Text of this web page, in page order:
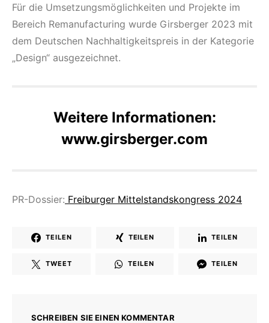
Für die Umsetzungsmöglichkeiten und Projekte im
Bereich Remanufacturing wurde Girsberger 2023 mit
dem Deutschen Nachhaltigkeitspreis in der Kategorie
„Design“ ausgezeichnet.
Weitere Informationen:
www.girsberger.com
PR-Dossier: Freiburger Mittelstandskongress 2024
TEILEN TEILEN TEILEN
TWEET TEILEN TEILEN
SCHREIBEN SIE EINEN KOMMENTAR